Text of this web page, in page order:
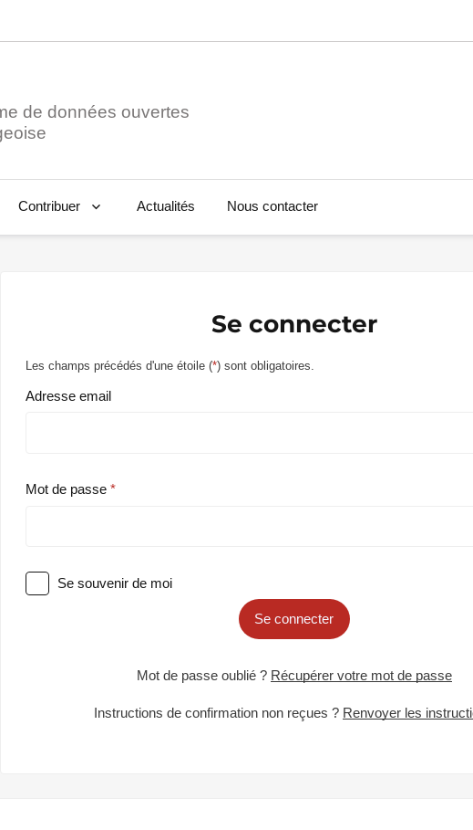
de données ouvertes
Contribuer Actualités Nous contacter
Se connecter
Les champs précédés d'une étoile (*) sont obligatoires.
Adresse email
Mot de passe
Se souvenir de moi
Se connecter
Mot de passe oublié ? Récupérer votre mot de passe
Instructions de confirmation non reçues ? Renvoyer les